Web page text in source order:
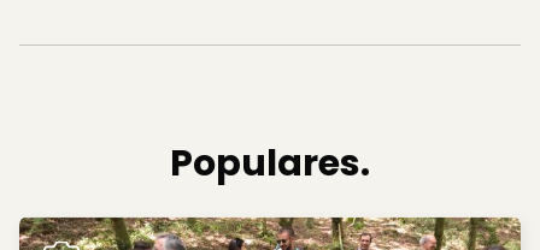
Populares.